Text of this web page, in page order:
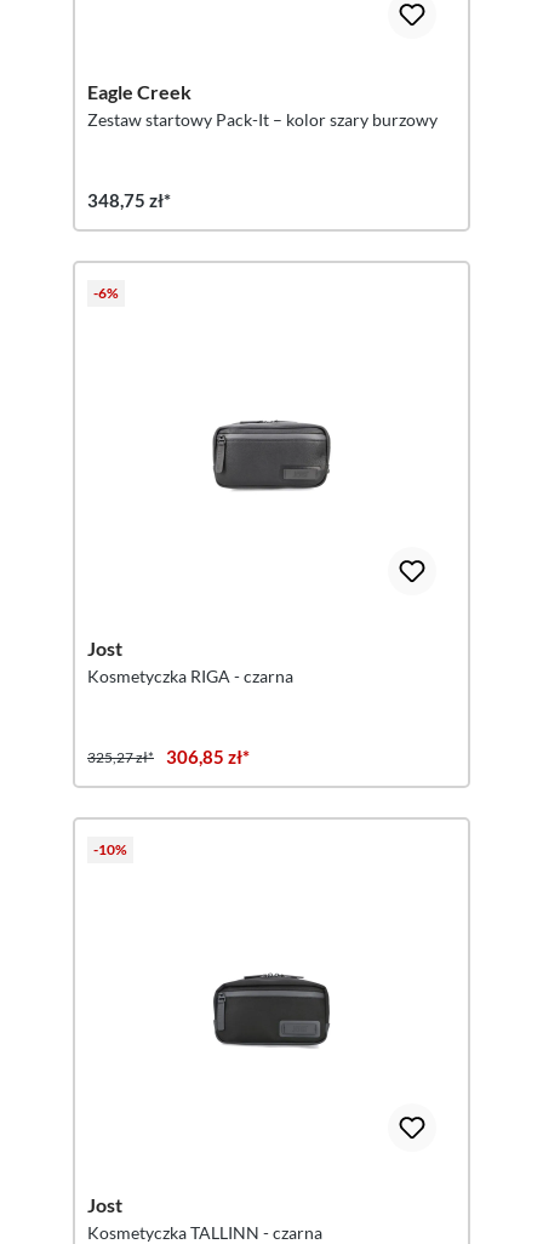
Eagle Creek
Zestaw startowy Pack-It – kolor szary burzowy
348,75 zł*
-6%
Jost
Kosmetyczka RIGA - czarna
325,27 zł* 306,85 zł*
-10%
Jost
Kosmetyczka TALLINN - czarna